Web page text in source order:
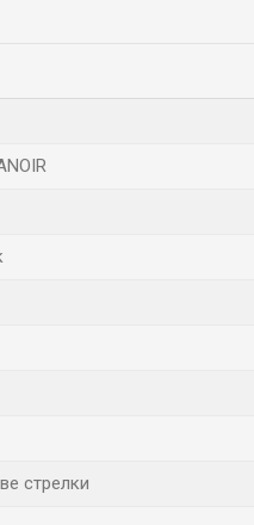
стрелки